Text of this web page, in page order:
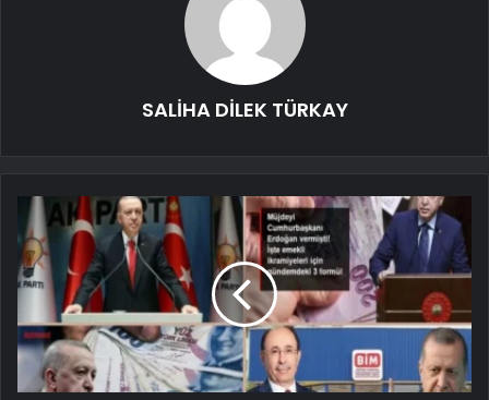
SALİHA DİLEK TÜRKAY